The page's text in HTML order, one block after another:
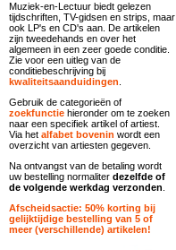
Muziek-en-Lectuur biedt gelezen
tijdschriften, TV-gidsen en strips, maar
ook LP's en CD's aan. De artikelen
zijn tweedehands en over het
algemeen in een zeer goede conditie.
Zie voor een uitleg van de
conditiebeschrijving bij
kwaliteitsaanduidingen
Gebruik de categorieën of
zoekfunctie hieronder om te zoeken
naar een specifiek artikel of artiest.
Via het alfabet bovenin wordt een
overzicht van artiesten gegeven.
Na ontvangst van de betaling wordt
uw bestelling normaliter dezelfde of
de volgende werkdag verzonden
Afscheidsactie: 50% korting bij
gelijktijdige bestelling van 5 of
meer (verschillende) artikelen!